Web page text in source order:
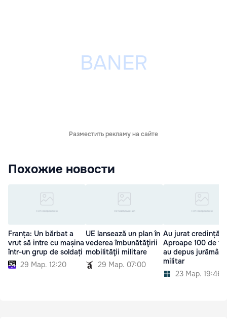
Разместить рекламу на сайте
Похожие новости
Franța: Un bărbat a
vrut să intre cu mașina
într-un grup de soldați
29 Мар. 12:20
UE lansează un plan în
vederea îmbunătăţirii
mobilităţii militare
29 Мар. 07:00
Au jurat credință:
Aproape 100 de
au depus
militar
23 Мар. 19:46